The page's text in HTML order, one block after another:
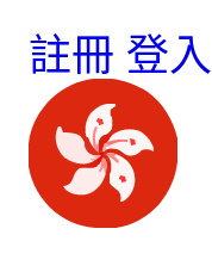
註冊 登入